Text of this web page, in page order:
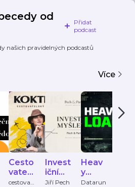
od
Přidat
podcast
našich pravidelných podcastů
Více
Cesto
vatels
ký
cestovat
Invest
iční
myšle
Jiří Pech
Heav
y
Load
Datarun